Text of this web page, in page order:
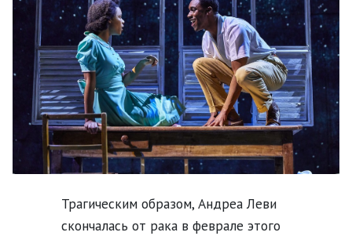
Трагическим образом, Андреа Леви
скончалась от рака в феврале этого